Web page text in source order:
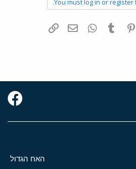
Pinterest
Tumblr
WhatsAppדואר אלקטרוני
האח הגדול